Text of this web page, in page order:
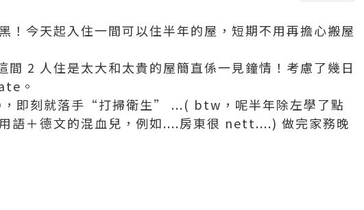
！今天起入住一間可以住半年的屋，短期不用再擔心搬屋
2 人住是太大和太貴的屋簡直係一見鐘情！考慮了幾日
。
，即刻就落手“打掃衛生” ...( btw，呢半年除左學了點
語＋德文的混血兒，例如....房東很 nett....) 做完家務晚